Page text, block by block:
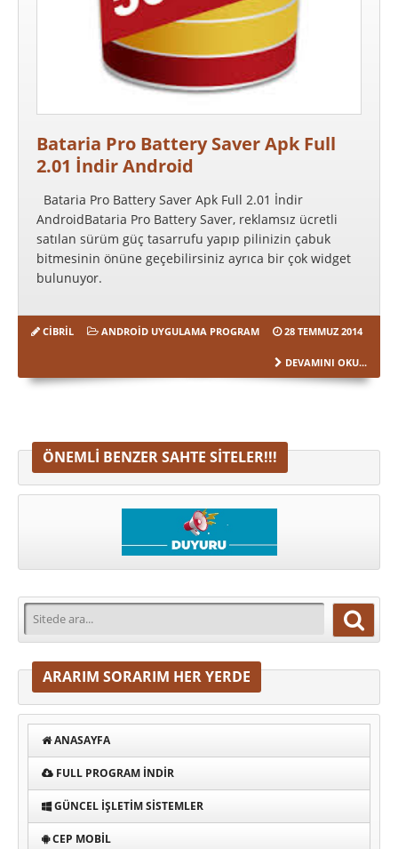
Bataria Pro Battery Saver Apk Full
2.01 İndir Android
Bataria Pro Battery Saver Apk Full 2.01 İndir
AndroidBataria Pro Battery Saver, reklamsız ücretli
satılan sürüm güç tasarrufu yapıp pilinizin çabuk
bitmesinin önüne geçebilirsiniz ayrıca bir çok widget
bulunuyor.
CIBRIL ANDROID UYGULAMA PROGRAM 28 TEMMUZ 2014
DEVAMINI OKU...
ÖNEMLI BENZER SAHTE SITELER!!!
ARARIM SORARIM HER YERDE
ANASAYFA
FULL PROGRAM INDIR
GÜNCEL İŞLETIM SISTEMLER
CEP MOBIL